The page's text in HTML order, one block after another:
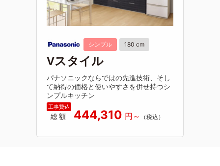
シンプル 180 cm
Vスタイル
パナソニックならではの先進技術、そし
て納得の価格と使いやすさを併せ持つシ
ンプルキッチン
総額 444,310